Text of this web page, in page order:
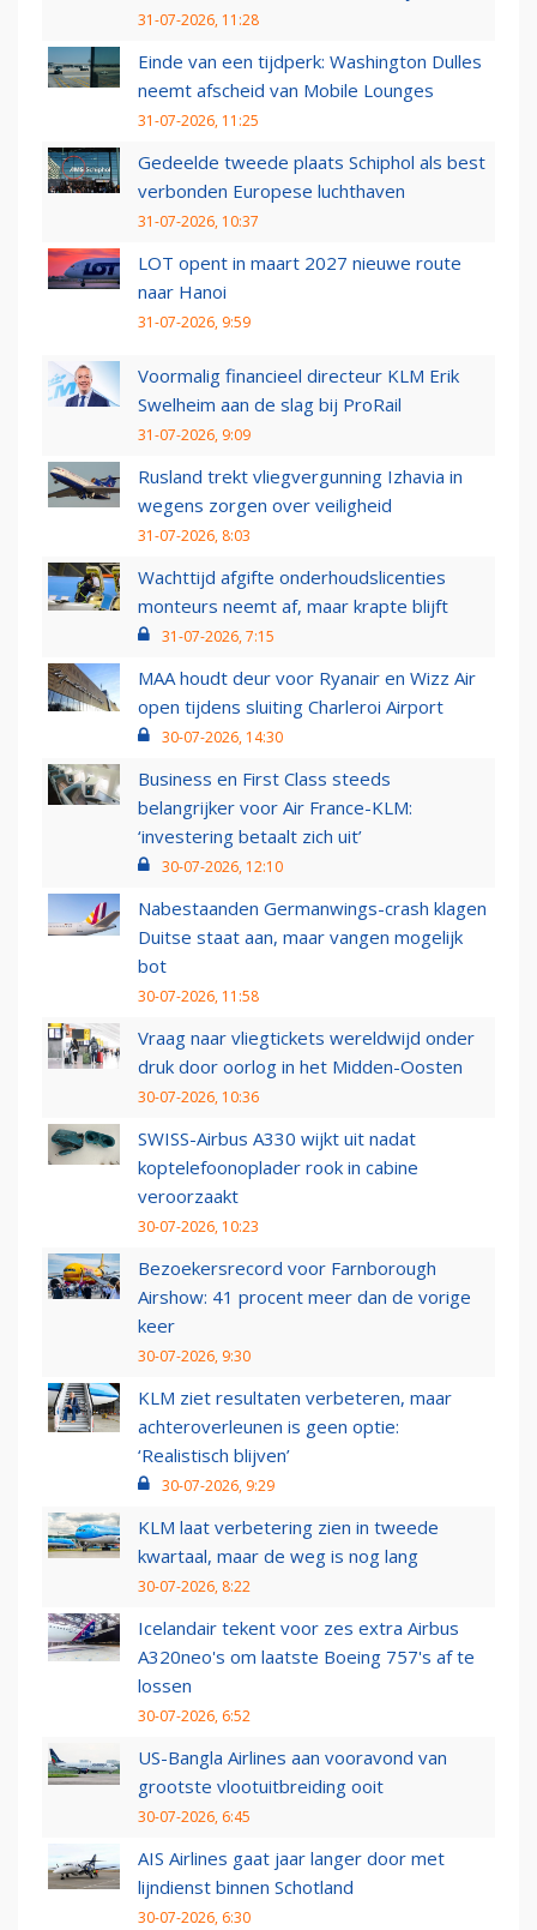
31-07-2026, 11:28
Einde van een tijdperk: Washington Dulles
neemt afscheid van Mobile Lounges
31-07-2026, 11:25
Gedeelde tweede plaats Schiphol als best
verbonden Europese luchthaven
31-07-2026, 10:37
LOT opent in maart 2027 nieuwe route
naar Hanoi
31-07-2026, 9:59
Voormalig financieel directeur KLM Erik
Swelheim aan de slag bij ProRail
31-07-2026, 9:09
Rusland trekt vliegvergunning Izhavia in
wegens zorgen over veiligheid
31-07-2026, 8:03
Wachttijd afgifte onderhoudslicenties
monteurs neemt af, maar krapte blijft
31-07-2026, 7:15
MAA houdt deur voor Ryanair en Wizz Air
open tijdens sluiting Charleroi Airport
30-07-2026, 14:30
Business en First Class steeds
belangrijker voor Air France-KLM:
‘investering betaalt zich uit’
30-07-2026, 12:10
Nabestaanden Germanwings-crash klagen
Duitse staat aan, maar vangen mogelijk
bot
30-07-2026, 11:58
Vraag naar vliegtickets wereldwijd onder
druk door oorlog in het Midden-Oosten
30-07-2026, 10:36
SWISS-Airbus A330 wijkt uit nadat
koptelefoonoplader rook in cabine
veroorzaakt
30-07-2026, 10:23
Bezoekersrecord voor Farnborough
Airshow: 41 procent meer dan de vorige
keer
30-07-2026, 9:30
KLM ziet resultaten verbeteren, maar
achteroverleunen is geen optie:
‘Realistisch blijven’
30-07-2026, 9:29
KLM laat verbetering zien in tweede
kwartaal, maar de weg is nog lang
30-07-2026, 8:22
Icelandair tekent voor zes extra Airbus
A320neo's om laatste Boeing 757's af te
lossen
30-07-2026, 6:52
US-Bangla Airlines aan vooravond van
grootste vlootuitbreiding ooit
30-07-2026, 6:45
AIS Airlines gaat jaar langer door met
lijndienst binnen Schotland
30-07-2026, 6:30